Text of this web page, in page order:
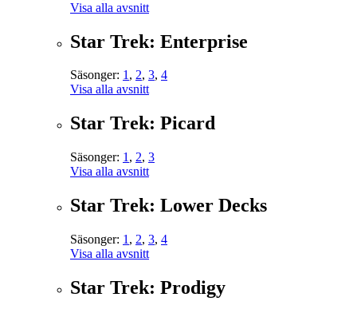
Visa alla avsnitt
Star Trek: Enterprise
Säsonger: 1, 2, 3, 4
Visa alla avsnitt
Star Trek: Picard
Säsonger: 1 , 2, 3
Visa alla avsnitt
Star Trek: Lower Decks
Säsonger: 1 , 2, 3, 4
Visa alla avsnitt
Star Trek: Prodigy